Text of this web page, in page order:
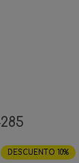
DESCUENTO 10%